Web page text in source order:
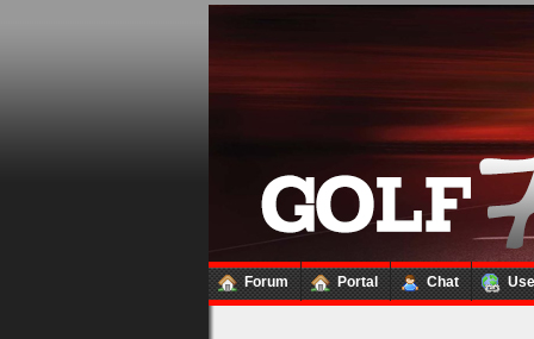
Forum Portal Chat